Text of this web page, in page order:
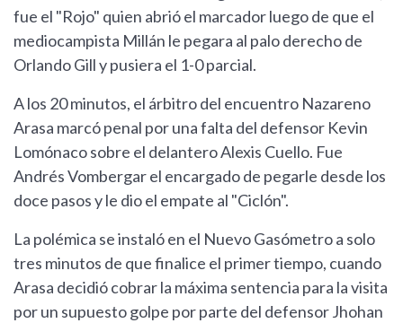
fue el "Rojo" quien abrió el marcador luego de que el
mediocampista Millán le pegara al palo derecho de
Orlando Gill y pusiera el 1-0 parcial.
A los 20 minutos, el árbitro del encuentro Nazareno
Arasa marcó penal por una falta del defensor Kevin
Lomónaco sobre el delantero Alexis Cuello. Fue
Andrés Vombergar el encargado de pegarle desde los
doce pasos y le dio el empate al "Ciclón".
La polémica se instaló en el Nuevo Gasómetro a solo
tres minutos de que finalice el primer tiempo, cuando
Arasa decidió cobrar la máxima sentencia para la visita
por un supuesto golpe por parte del defensor Jhohan